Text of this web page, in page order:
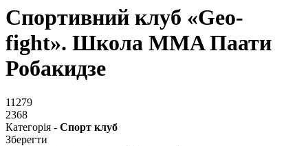
Спортивний клуб «Geo-
fight». Школа MMA Паати
Робакидзе
11279
2368
Категорія - Спорт клуб
Зберегти